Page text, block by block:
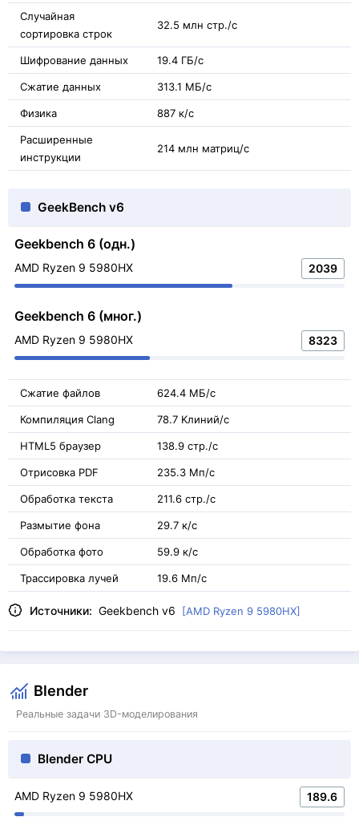
Случайная
сортировка строк
32.5 млн стр./с
Шифрование данных 19.4 ГБ/с
Сжатие данных 313.1 МБ/с
Физика 887 к/с
Расширенные
инструкции
214 млн матриц/с
GeekBench v6
Geekbench 6 (одн.)
AMD Ryzen 9 5980HX 2039
Geekbench 6 (мног.)
AMD Ryzen 9 5980HX 8323
Сжатие файлов 624.4 МБ/с
Компиляция Clang 78.7 Kлиний/с
HTML5 браузер 138.9 стр./с
Отрисовка PDF 235.3 Мп/с
Обработка текста 211.6 стр./с
Размытие фона 29.7 к/с
Обработка фото 59.9 к/с
Трассировка лучей 19.6 Мп/с
Источники: Geekbench v6 [AMD Ryzen 9 5980HX]
Blender
Реальные задачи 3D-моделирования
Blender CPU
AMD Ryzen 9 5980HX 189.6